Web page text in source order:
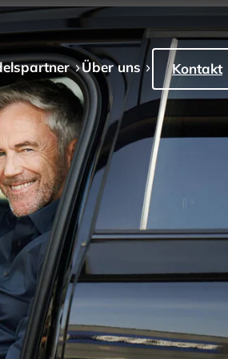
Über uns Kontakt